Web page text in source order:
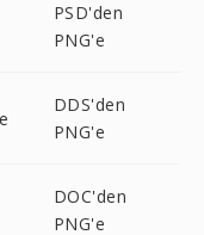
PSD'den
PNG'e
DDS'den
PNG'e
DOC'den
PNG'e